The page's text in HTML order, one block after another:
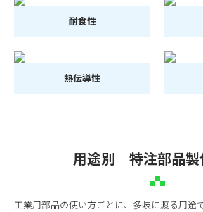
耐食性
熱伝導性
用途別 特注部品製
工業用部品の使い方ごとに、多岐に渡る用途